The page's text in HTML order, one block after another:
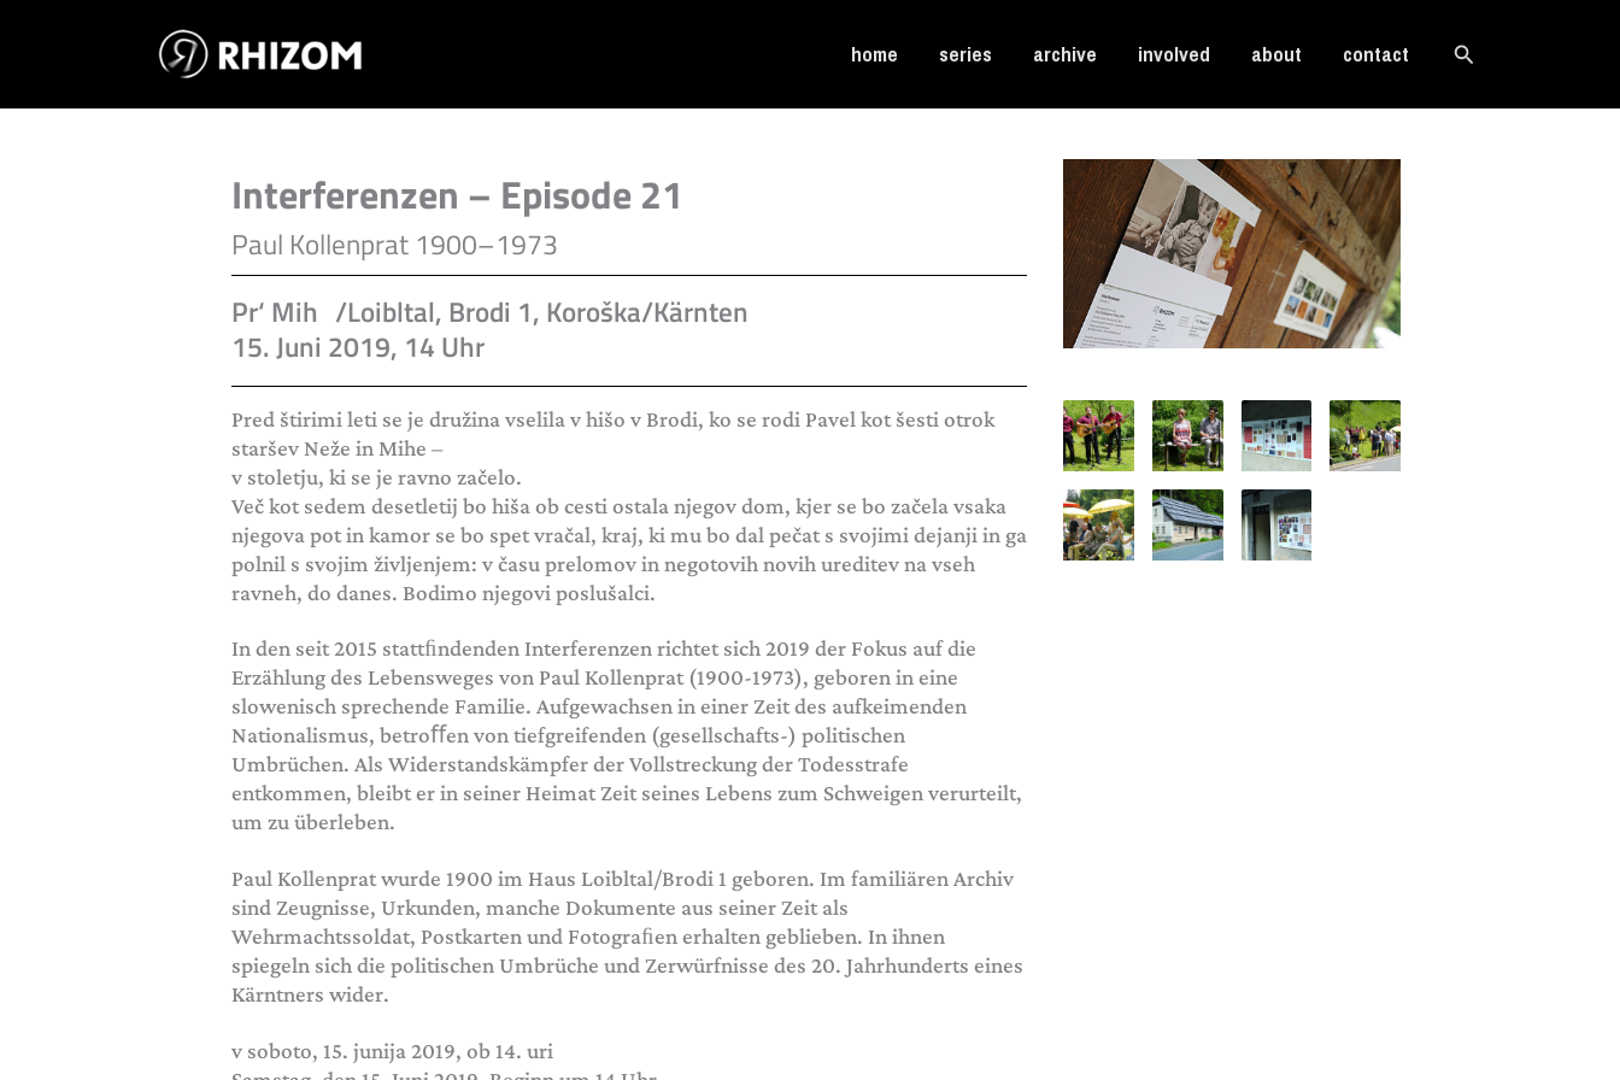
home series archive involved about contact Search
Interferenzen – Episode 21
Paul Kollenprat 1900–1973
Pr‘ Mih /Loibltal, Brodi 1, Koroška/Kärnten
15. Juni 2019, 14 Uhr
Pred štirimi leti se je družina vselila v hišo v Brodi, ko se rodi Pavel kot šesti otrok
staršev Neže in Mihe –
v stoletju, ki se je ravno začelo.
Več kot sedem desetletij bo hiša ob cesti ostala njegov dom, kjer se bo začela vsaka
njegova pot in kamor se bo spet vračal, kraj, ki mu bo dal pečat s svojimi dejanji in ga
polnil s svojim življenjem: v času prelomov in negotovih novih ureditev na vseh
ravneh, do danes. Bodimo njegovi poslušalci.
In den seit 2015 stattﬁndenden Interferenzen richtet sich 2019 der Fokus auf die
Erzählung des Lebensweges von Paul Kollenprat (1900-1973), geboren in eine
slowenisch sprechende Familie. Aufgewachsen in einer Zeit des aufkeimenden
Nationalismus, betroﬀen von tiefgreifenden (gesellschafts-) politischen
Umbrüchen. Als Widerstandskämpfer der Vollstreckung der Todesstrafe
entkommen, bleibt er in seiner Heimat Zeit seines Lebens zum Schweigen verurteilt,
um zu überleben.
Paul Kollenprat wurde 1900 im Haus Loibltal/Brodi 1 geboren. Im familiären Archiv
sind Zeugnisse, Urkunden, manche Dokumente aus seiner Zeit als
Wehrmachtssoldat, Postkarten und Fotograﬁen erhalten geblieben. In ihnen
spiegeln sich die politischen Umbrüche und Zerwürfnisse des 20. Jahrhunderts eines
Kärntners wider.
v soboto, 15. junija 2019, ob 14. uri